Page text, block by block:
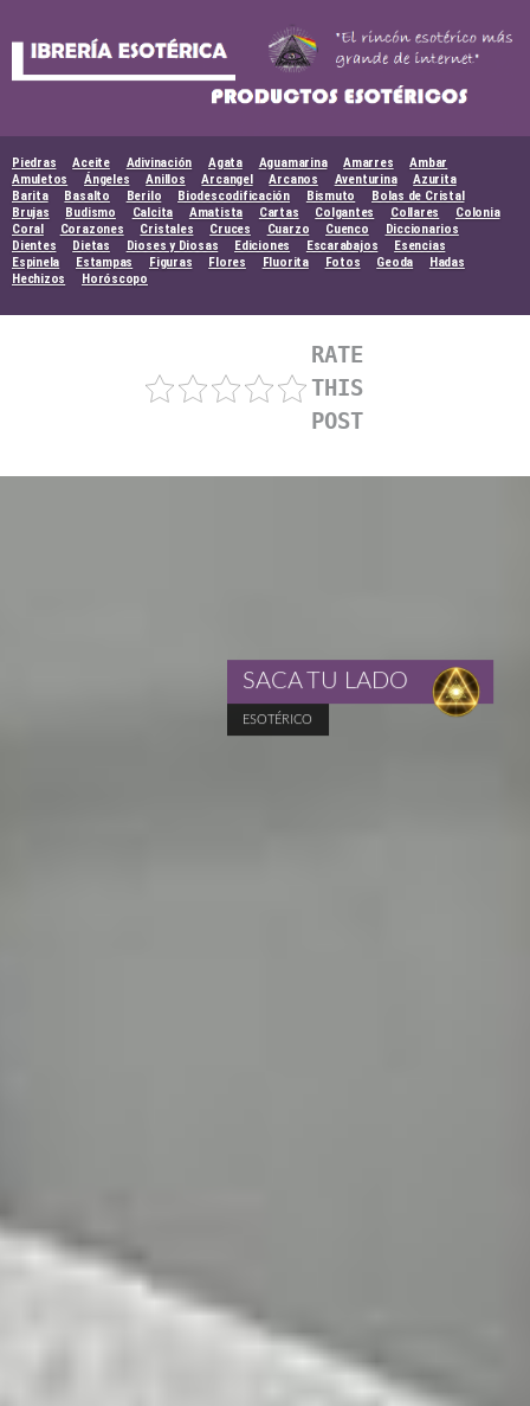
Piedras Aceite Adivinación Agata Aguamarina Amarres
Ambar
Amuletos
Ángeles Anillos Arcangel Arcanos Aventurina
Azurita
Barita
Basalto Berilo Biodescodificación Bismuto
Bolas de Cristal
Brujas
Budismo Calcita Amatista Cartas Colgantes Collares
Colonia
Coral
Corazones Cristales Cruces Cuarzo Cuenco
Diccionarios
Dientes
Dietas Dioses y Diosas Ediciones Escarabajos
Esencias
Espinela
Estampas Figuras Flores Fluorita Fotos Geoda
Hadas
Hechizos
Horóscopo
RATE
THIS
POST
ESOTÉRICO
SACA TU LADO